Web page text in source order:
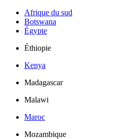
Afrique du sud
Botswana
Égypte
Éthiopie
Kenya
Madagascar
Malawi
Maroc
Mozambique